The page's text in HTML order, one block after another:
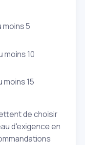
5
moins 10
15
de choisir
d'exigence en